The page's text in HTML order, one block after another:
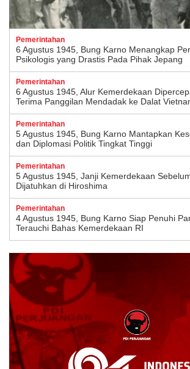
Pemerintahan
6 Agustus 1945, Bung Karno Menangkap
Psikologis yang Drastis Pada Pihak Jepang
Pemerintahan
6 Agustus 1945, Alur Kemerdekaan
Terima Panggilan Mendadak ke Dalat
Pemerintahan
5 Agustus 1945, Bung Karno Mantapkan
dan Diplomasi Politik Tingkat Tinggi
Pemerintahan
5 Agustus 1945, Janji Kemerdekaan
Dijatuhkan di Hiroshima
Pemerintahan
4 Agustus 1945, Bung Karno Siap Penuhi
Terauchi Bahas Kemerdekaan RI